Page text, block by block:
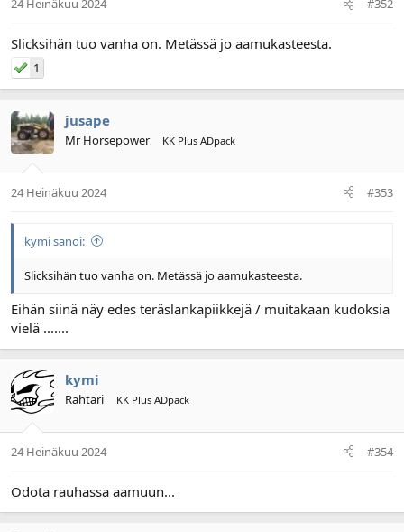
24 Heinäkuu 2024 #352
Slicksihän tuo vanha on. Metässä jo aamukasteesta.
1
jusape
Mr Horsepower KK Plus ADpack
24 Heinäkuu 2024 #353
kymi sanoi:
Slicksihän tuo vanha on. Metässä jo aamukasteesta.
Eihän siinä näy edes teräslankapiikkejä / muitakaan kudoksia
vielä .......
kymi
Rahtari KK Plus ADpack
24 Heinäkuu 2024 #354
Odota rauhassa aamuun...